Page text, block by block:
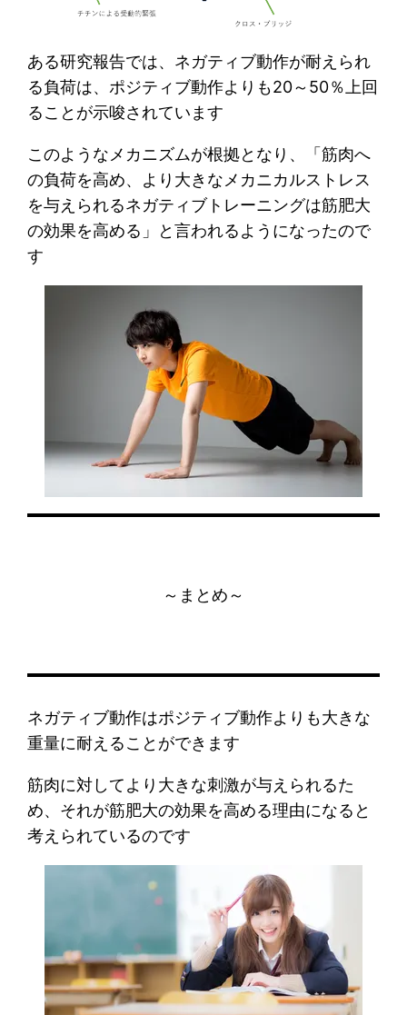
ある研究報告では、ネガティブ動作が耐えられ
る負荷は、ポジティブ動作よりも20～50％上回
ることが示唆されています
このようなメカニズムが根拠となり、「筋肉へ
の負荷を高め、より大きなメカニカルストレス
を与えられるネガティブトレーニングは筋肥大
の効果を高める」と言われるようになったので
す
～まとめ～
ネガティブ動作はポジティブ動作よりも大きな
重量に耐えることができます
筋肉に対してより大きな刺激が与えられるた
め、それが筋肥大の効果を高める理由になると
考えられているのです